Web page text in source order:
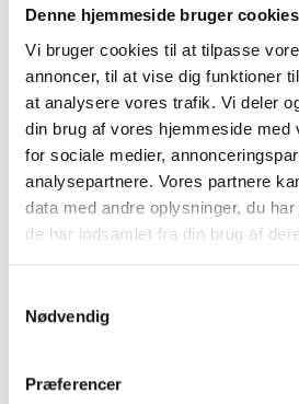
Denne hjemmeside bruger cookies
Vi bruger cookies til at tilpasse
annoncer, til at vise dig funktioner
at analysere vores trafik. Vi deler
din brug af vores hjemmeside med
for sociale medier,
analysepartnere. Vores partnere
data med andre oplysninger, du
de har indsamlet fra din brug af
Nødvendig
Præferencer